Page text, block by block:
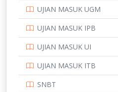
SMA
SMK
SMP
STIP
UJIAN MASUK UGM
UJIAN MASUK IPB
UJIAN MASUK UI
UJIAN MASUK ITB
SNBT